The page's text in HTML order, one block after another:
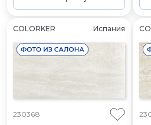
COLORKER Испания
230368